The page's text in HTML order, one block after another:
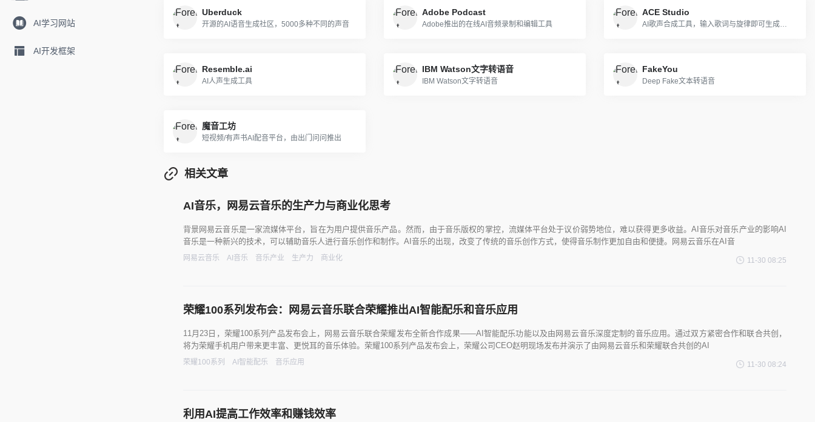
AI学习网站
AI开发框架
Uberduck
开源的AI语音生成社区，5000多种不同的声音
Adobe Podcast
Adobe推出的在线AI音频录制和编辑工具
ACE Studio
Resemble.ai
AI人声生成工具
IBM Watson文字转语音
IBM Watson文字转语音
FakeYou
Deep Fake文本转语音
魔音工坊
短视频/有声书AI配音平台，由出门问问推出
相关文章
AI音乐，网易云音乐的生产力与商业化思考
背景网易云音乐是一家流媒体平台，旨在为用户提供音乐产品。然而，由于音乐版权的掌控，流媒体平台处于议价弱势地位，难以获得更多收益。AI音乐对音乐产业的影响AI
音乐是一种新兴的技术，可以辅助音乐人进行音乐创作和制作。AI音乐的出现，改变了传统的音乐创作方式，使得音乐制作更加自由和便捷。网易云音乐在AI音
网易云音乐 AI音乐 音乐产业 生产力 商业化 11-30 08:25
荣耀100系列发布会：网易云音乐联合荣耀推出AI智能配乐和音乐应用
11月23日，荣耀100系列产品发布会上，网易云音乐联合荣耀发布全新合作成果——AI智能配乐功能以及由网易云音乐深度定制的音乐应用。通过双方紧密合作和联合共创，
将为荣耀手机用户带来更丰富、更悦耳的音乐体验。荣耀100系列产品发布会上，荣耀公司CEO赵明现场发布并演示了由网易云音乐和荣耀联合共创的AI
荣耀100系列 AI智能配乐 音乐应用 11-30 08:24
利用AI提高工作效率和赚钱效率